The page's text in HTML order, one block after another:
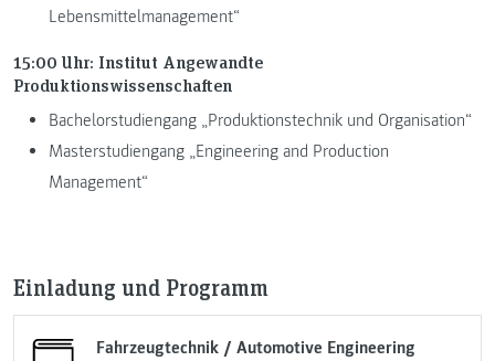
Lebensmittelmanagement“
15:00 Uhr: Institut Angewandte
Produktionswissenschaften
Bachelorstudiengang „Produktionstechnik und Organisation“
Masterstudiengang „Engineering and Production
Management“
Einladung und Programm
Fahrzeugtechnik / Automotive Engineering